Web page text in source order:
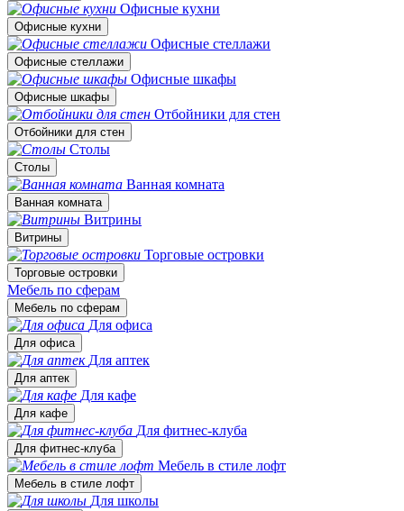
Офисные кухни
Офисные кухни
Офисные стеллажи
Офисные стеллажи
Офисные шкафы
Офисные шкафы
Отбойники для стен
Отбойники для стен
Столы
Столы
Ванная комната
Ванная комната
Витрины
Витрины
Торговые островки
Торговые островки
Мебель по сферам
Мебель по сферам
Для офиса
Для офиса
Для аптек
Для аптек
Для кафе
Для кафе
Для фитнес-клуба
Для фитнес-клуба
Мебель в стиле лофт
Мебель в стиле лофт
Для школы